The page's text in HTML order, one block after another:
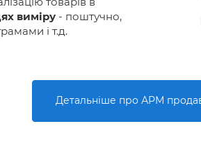
виміру - поштучно,
і т.д.
Детальніше про АРМ